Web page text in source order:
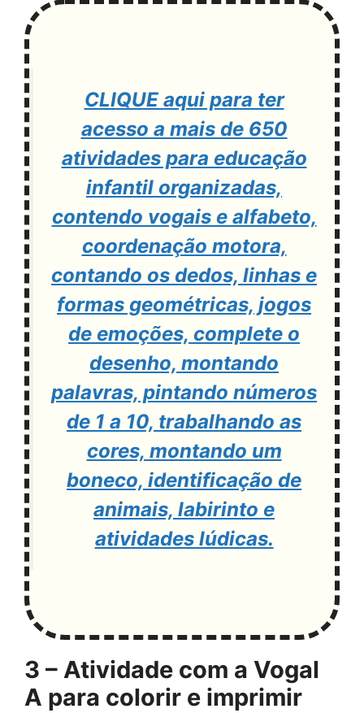
CLIQUE aqui para ter
acesso a mais de 650
atividades para educação
infantil organizadas,
contendo vogais e alfabeto,
coordenação motora,
contando os dedos, linhas e
formas geométricas, jogos
de emoções, complete o
desenho, montando
palavras, pintando números
de 1 a 10, trabalhando as
cores, montando um
boneco, identificação de
animais, labirinto e
atividades lúdicas.
3 – Atividade com a Vogal
A para colorir e imprimir